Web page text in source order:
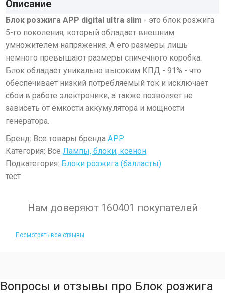
Описание
Блок розжига APP digital ultra slim - это блок розжига
5-го поколения, который обладает внешним
умножителем напряжения. А его размеры лишь
немного превышают размеры спичечного коробка.
Блок обладает уникально высоким КПД - 91% - что
обеспечивает низкий потребляемый ток и исключает
сбои в работе электроники, а также позволяет не
зависеть от емкости аккумулятора и мощности
генератора.
Бренд: Все товары брендаAPP
Категория: ВсеЛампы, блоки, ксенон
Подкатегория: Блоки розжига (балласты)
тест
Нам доверяют 160401 покупателей
Посмотреть все отзывы
Вопросы и отзывы про Блок розжига